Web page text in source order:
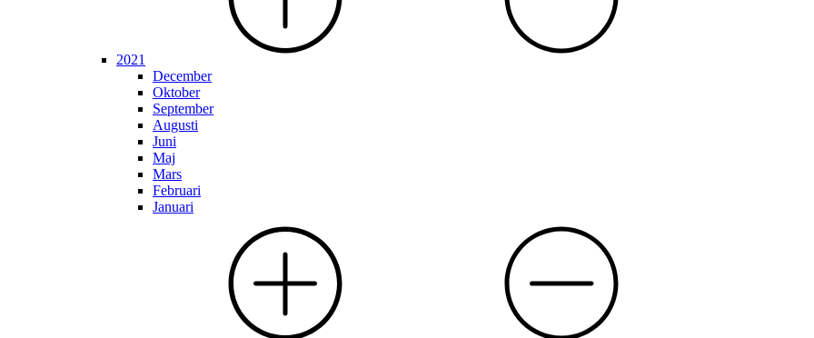
2021
December
Oktober
September
Augusti
Juni
Maj
Mars
Februari
Januari